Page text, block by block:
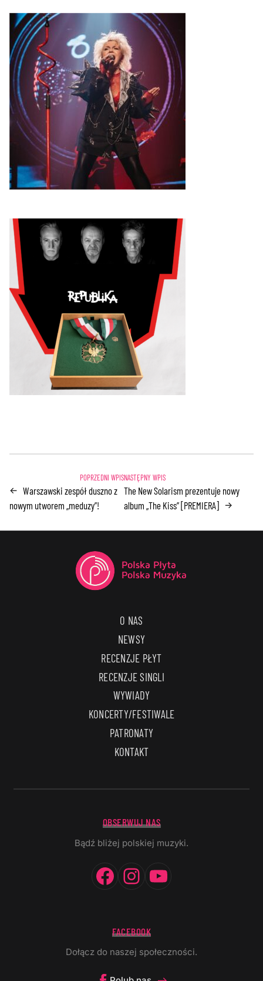
← Warszawski zespół duszno z
nowym utworem „meduzy”!
The New Solarism prezentuje nowy
album „The Kiss” [PREMIERA] →
O NAS
NEWSY
RECENZJE PŁYT
RECENZJE SINGLI
WYWIADY
KONCERTY/FESTIWALE
PATRONATY
KONTAKT
OBSERWUJ NAS
Bądź bliżej polskiej muzyki.
Facebook
Instagram
FACEBOOK
Dołącz do naszej społeczności.